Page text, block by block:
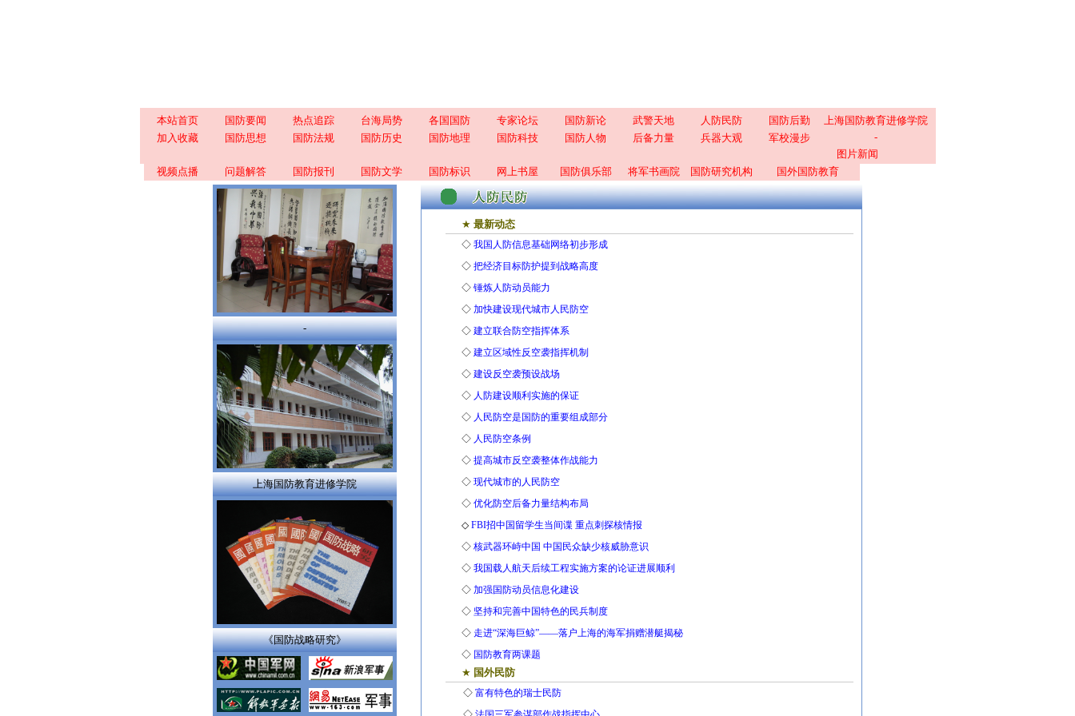
本站首页 国防要闻 热点追踪 台海局势 各国国防 专家论坛 国防新论 武警天地 人防民防 国防后勤
上海国防教育进修学院
加入收藏
国防思想 国防法规 国防历史 国防地理 国防科技 国防人物 后备力量 兵器大观 军校漫步
-
图片新闻
视频点播
问题解答 国防报刊 国防文学 国防标识 网上书屋 国防俱乐部 将军书画院 国防研究机构 国外国防教育
-
上海国防教育进修学院
《国防战略研究》
★ 最新动态
◇ 我国人防信息基础网络初步形成
◇ 把经济目标防护提到战略高度
◇ 锤炼人防动员能力
◇ 加快建设现代城市人民防空
◇ 建立联合防空指挥体系
◇ 建立区域性反空袭指挥机制
◇ 建设反空袭预设战场
◇ 人防建设顺利实施的保证
◇ 人民防空是国防的重要组成部分
◇ 人民防空条例
◇ 提高城市反空袭整体作战能力
◇ 现代城市的人民防空
◇ 优化防空后备力量结构布局
◇ FBI招中国留学生当间谍 重点刺探核情报
◇ 核武器环峙中国 中国民众缺少核威胁意识
◇ 我国载人航天后续工程实施方案的论证进展顺利
◇ 加强国防动员信息化建设
◇ 坚持和完善中国特色的民兵制度
◇ 走进“深海巨鲸”——落户上海的海军捐赠潜艇揭秘
◇ 国防教育两课题
★ 国外民防
◇富有特色的瑞士民防